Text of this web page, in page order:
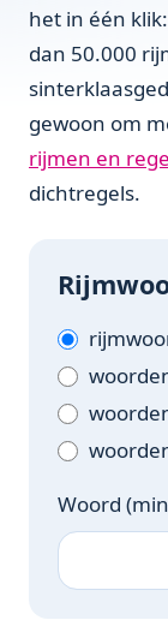
het in één
dan 50.000
gewoon om
rijmen en
dichtregels.
Woord